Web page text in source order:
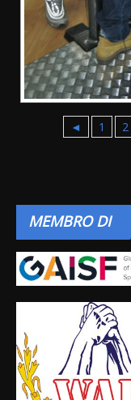
◄ 1 2
MEMBRODI